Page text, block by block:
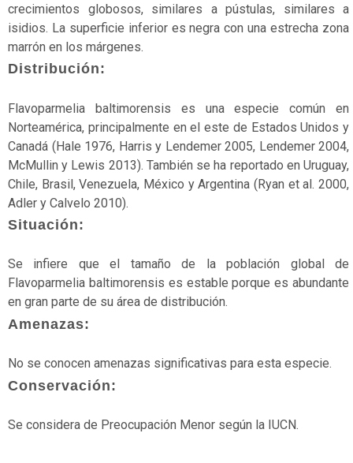
articulaciones
Datos
insuficientes
En
peligro
En
peligro
crítico
de
conservación
Extinto
a
nivel
Extinto
crecimientos globosos, similares a pústulas, similares a
isidios. La superficie inferior es negra con una estrecha zona
marrón en los márgenes.
Distribución:
Flavoparmelia baltimorensis es una especie común en
Norteamérica, principalmente en el este de Estados Unidos y
Canadá (Hale 1976, Harris y Lendemer 2005, Lendemer 2004,
McMullin y Lewis 2013). También se ha reportado en Uruguay,
Chile, Brasil, Venezuela, México y Argentina (Ryan et al. 2000,
Adler y Calvelo 2010).
Situación:
Se infiere que el tamaño de la población global de
Flavoparmelia baltimorensis es estable porque es abundante
en gran parte de su área de distribución.
Amenazas:
No se conocen amenazas significativas para esta especie.
Conservación:
Se considera de Preocupación Menor según la IUCN.